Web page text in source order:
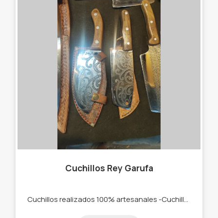
Cuchillos Rey Garufa